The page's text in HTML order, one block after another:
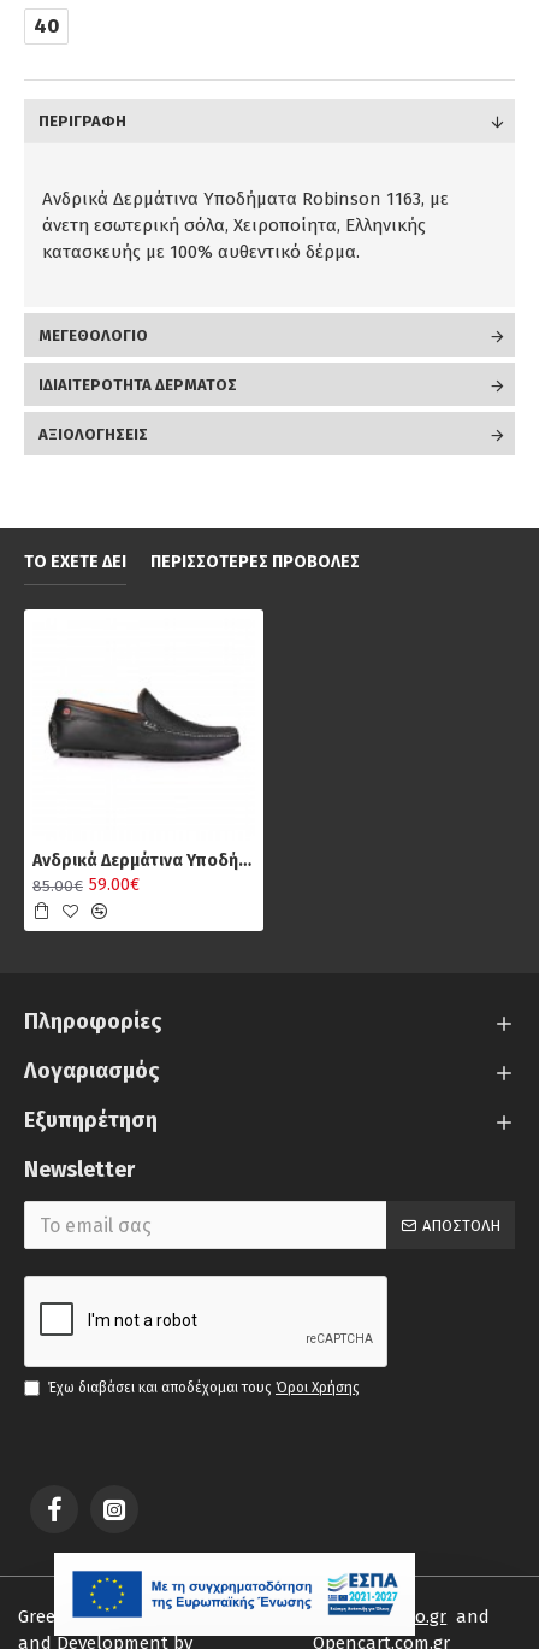
40
ΠΕΡΙΓΡΑΦΉ
Aνδρικά Δερμάτινα Υποδήματα Robinson 1163, με
άνετη εσωτερική σόλα, Χειροποίητα, Ελληνικής
κατασκευής με 100% αυθεντικό δέρμα.
ΜΕΓΕΘΟΛΟΓΙΟ
ΙΔΙΑΙΤΕΡΟΤΗΤΑ ΔΕΡΜΑΤΟΣ
ΑΞΙΟΛΟΓΉΣΕΙΣ
ΤΟ ΈΧΕΤΕ ΔΕΙ ΠΕΡΙΣΣΌΤΕΡΕΣ ΠΡΟΒΟΛΈΣ
Aνδρικά Δερμάτινα Υποδήματα Robinson 1163, Μαύρο
85.00€ 59.00€
Πληροφορίες
Λογαριασμός
Εξυπηρέτηση
Newsletter
ΑΠΟΣΤΟΛΉ
Έχω διαβάσει και αποδέχομαι τους Όροι Χρήσης
Greek-sandals.gr © 2019 | Design
and Development by
Webartstudio.gr and
Opencart.com.gr